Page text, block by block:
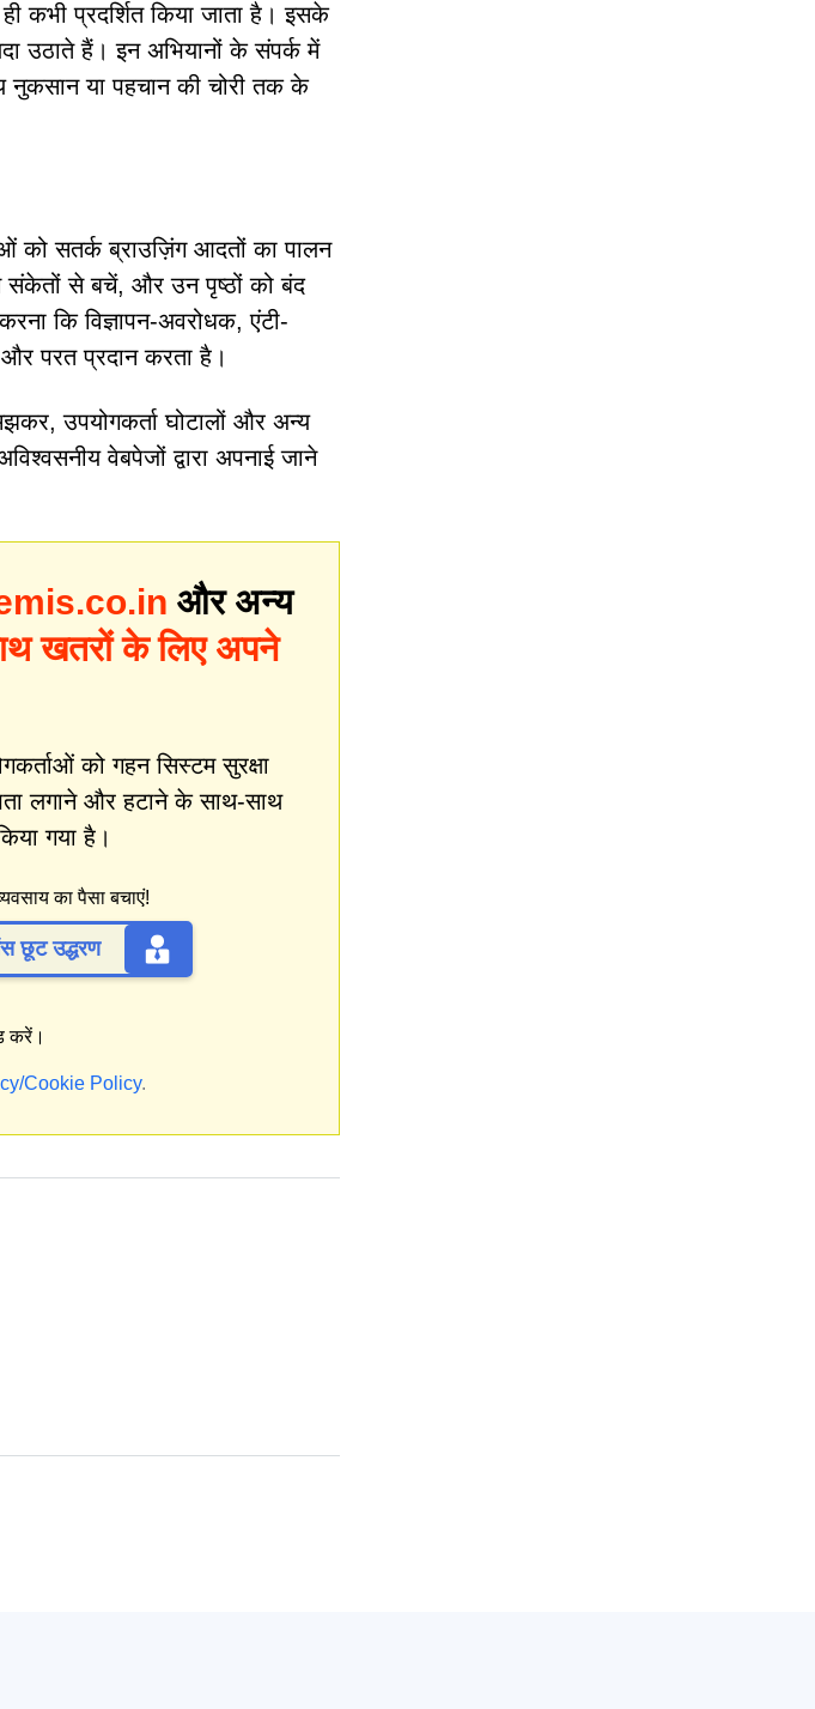
ही कभी प्रदर्शित किया जाता है। इसके
उठाते हैं। इन अभियानों के संपर्क में
या पहचान की चोरी तक के
को सतर्क ब्राउज़िंग आदतों का पालन
संकेतों से बचें, और उन पृष्ठों को बंद
कि विज्ञापन-अवरोधक, एंटी-
परत प्रदान करता है।
उपयोगकर्ता घोटालों और अन्य
वेबपेजों द्वारा अपनाई जाने
और अन्य
खतरों के लिए अपने
को गहन सिस्टम सुरक्षा
लगाने और हटाने के साथ-साथ
गया है।
का पैसा बचाएं!
छूट उद्धरण
करें।
Cookie Policy.